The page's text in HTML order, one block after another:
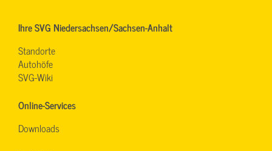
Ihre SVG Niedersachsen/Sachsen-Anhalt
Standorte
Autohöfe
SVG-Wiki
Online-Services
Downloads